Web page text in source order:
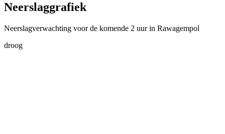
Neerslaggrafiek
Neerslagverwachting voor de komende 2 uur in Rawagempol
droog